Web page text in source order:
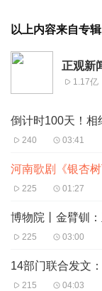
演。
民族歌剧《银杏
扶持项目、河南
创作剧目、文化
艺术精品创作工
秀剧目奖、河南
军长征为主线，
神。
在2021年第四届
为展演剧目，在
507.5万人次，
以上内容来自专辑
正观新
1.17亿
倒计时100天！相
240 03:41
河南歌剧《银杏
225 01:27
博物院丨金臂钏
225 03:00
14部门联合发文
215 04:03